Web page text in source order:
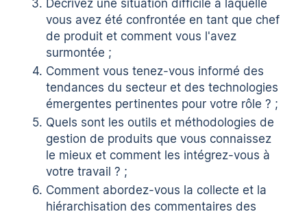
Décrivez une situation difficile à laquelle
vous avez été confrontée en tant que chef
de produit et comment vous l'avez
surmontée ;
Comment vous tenez-vous informé des
tendances du secteur et des technologies
émergentes pertinentes pour votre rôle ? ;
Quels sont les outils et méthodologies de
gestion de produits que vous connaissez
le mieux et comment les intégrez-vous à
votre travail ? ;
Comment abordez-vous la collecte et la
hiérarchisation des commentaires des